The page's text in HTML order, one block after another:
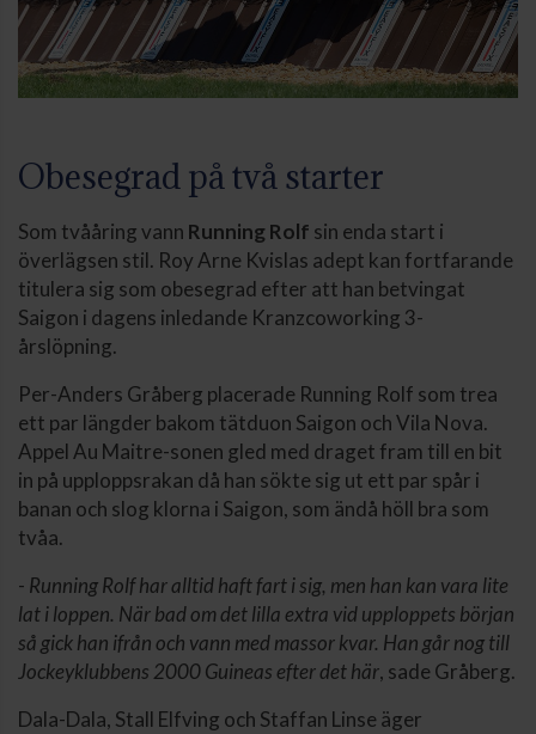
Obesegrad på två starter
Som tvååring vann Running Rolf sin enda start i
överlägsen stil. Roy Arne Kvislas adept kan fortfarande
titulera sig som obesegrad efter att han betvingat
Saigon i dagens inledande Kranzcoworking 3-
årslöpning.
Per-Anders Gråberg placerade Running Rolf som trea
ett par längder bakom tätduon Saigon och Vila Nova.
Appel Au Maitre-sonen gled med draget fram till en bit
in på upploppsrakan då han sökte sig ut ett par spår i
banan och slog klorna i Saigon, som ändå höll bra som
tvåa.
- Running Rolf har alltid haft fart i sig, men han kan vara lite
lat i loppen. När bad om det lilla extra vid upploppets början
så gick han ifrån och vann med massor kvar. Han går nog till
Jockeyklubbens 2000 Guineas efter det här, sade Gråberg.
Dala-Dala, Stall Elfving och Staffan Linse äger